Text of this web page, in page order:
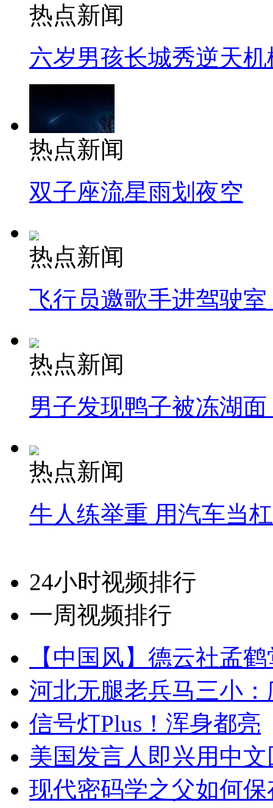
热点新闻
六岁男孩长城秀逆天机
热点新闻
双子座流星雨划夜空
热点新闻
飞行员邀歌手进驾驶
热点新闻
男子发现鸭子被冻湖
热点新闻
牛人练举重 用汽车当
24小时视频排行
一周视频排行
【中国风】德云社孟
河北无腿老兵马三小
信号灯Plus！浑身都亮
美国发言人即兴用中
现代密码学之父如何